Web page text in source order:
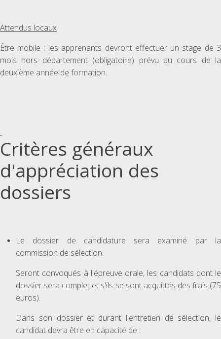
Attendus locaux
Être mobile : les apprenants devront effectuer un stage de 3
mois hors département (obligatoire) prévu au cours de la
deuxième année de formation.
Critères généraux
d'appréciation des
dossiers
Le dossier de candidature sera examiné par la
commission de sélection.
Seront convoqués à l'épreuve orale, les candidats dont le
dossier sera complet et s'ils se sont acquittés des frais (75
euros).
Dans son dossier et durant l'entretien de sélection, le
candidat devra être en capacité de :